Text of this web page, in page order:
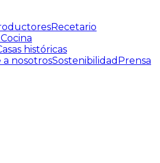
Recetario
históricas
a nosotrosSostenibilidad Prensa